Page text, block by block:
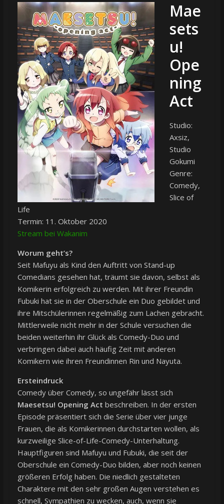
Mae
sets
u!
Ope
ning
Act
Studio:
Axsiz,
Studio
Gokumi
Genre:
Comedy,
Slice of
Life
Termin: 11. Oktober 2020
Stream bei Wakanim
Worum geht’s?
Seit Mafuyu als Kind den Auftritt von Stand-up
Comedians gesehen hat, träumt sie davon, selbst als
Komikerin erfolgreich zu werden. Mit ihrer Freundin
Fubuki hat sie in der Oberschule ein Duo gebildet und
ihre Mitschülerinnen regelmäßig zum Lachen gebracht.
Mittlerweile nicht mehr in der Schule versuchen die
beiden weiterhin ihr Glück als Comedy-Duo und
verbringen dabei auch häufig Zeit mit anderen
Komikern wie ihren Freundinnen Rin und Nayuta.
Ersteindruck
Comedy über Comedy, so ungefähr lässt sich
Maesetsu! Opening Act beschreiben. In der ersten
Episode präsentiert sich die Serie über vier junge
Frauen, die als Komikerinnen durchstarten wollen, als
kurzweilige Slice-of-Life-Comedy-Unterhaltung.
Hauptfiguren sind Mafuyu und Fubuki, die seit der
Oberschule ein Comedy-Duo bilden, aber noch keinen
größeren Erfolg haben. Die niedlich gestalteten
Charaktere mit den sehr großen Augen verstehen es
schnell, Sympathien zu wecken, auch, wenn sie